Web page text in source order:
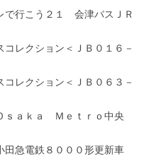
で行こう２１ 会津バスＪＲ
レクション＜ＪＢ０１６－
レクション＜ＪＢ０６３－
ｓａｋａ Ｍｅｔｒｏ中央
田急電鉄８０００形更新車